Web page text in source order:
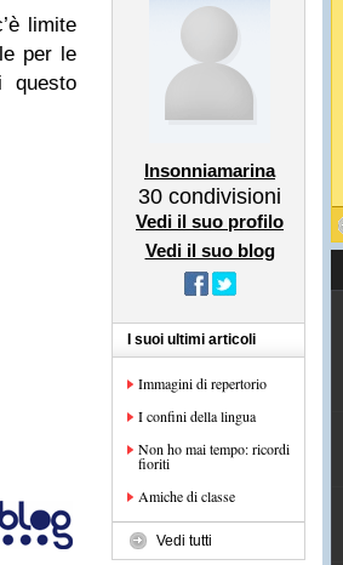
limite
per le
questo
Insonniamarina
30 condivisioni
Vedi il suo profilo
Vedi il suo blog
I suoi ultimi articoli
Immagini di repertorio
I confini della lingua
Non ho mai tempo: ricordi
fioriti
Amiche di classe
Vedi tutti